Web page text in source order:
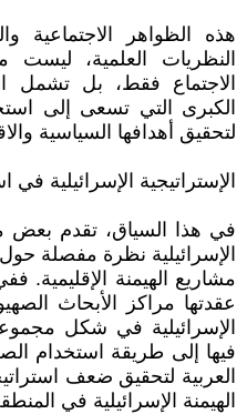
هذه الظواهر الاجتماعية
النظريات العلمية،
الاجتماع فقط، بل تشمل
الكبرى التي تسعى إلى
لتحقيق أهدافها السياسية
الإستراتيجية الإسرائيلية
في هذا السياق، تقدم بعض
الإسرائيلية نظرة مفصلة
مشاريع الهيمنة الإقليمية.
عقدتها مراكز الأبحاث
الإسرائيلية في شكل
فيها إلى طريقة استخدام
العربية لتحقيق ضعف
الهيمنة الإسرائيلية في